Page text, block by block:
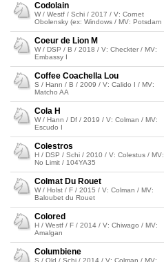
Codolain
W / Westf / Schi / 2017 / V: Cornet
Obolensky (ex: Windows / MV: Potsdam
Coeur de Lion M
W / DSP / B / 2018 / V: Checkter / MV:
Embassy I
Coffee Coachella Lou
S / Hann / B / 2009 / V: Calido I / MV:
Matcho AA
Cola H
W / Hann / Df / 2019 / V: Colman / MV:
Escudo I
Colestros
H / DSP / Schi / 2010 / V: Colestus / MV:
No Limit / 104YA35
Colmat Du Rouet
W / Holst / F / 2015 / V: Colman / MV:
Baloubet du Rouet
Colored
H / Westf / F / 2014 / V: Chiwago / MV:
Amalgan
Columbiene
S / Old / Schi / 2014 / V: Colman / MV: